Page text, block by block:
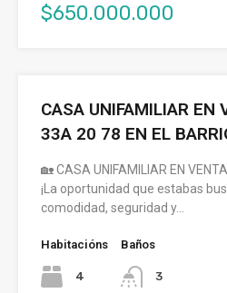
$650.000.000
CASA UNIFAMILIAR EN
33A 20 78 EN EL
🏡 CASA UNIFAMILIAR EN
¡La oportunidad que estabas
comodidad, seguridad y…
Habitacións
4
Baños
3